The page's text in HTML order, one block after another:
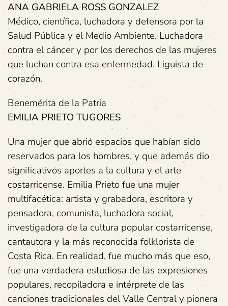
ANA GABRIELA ROSS GONZALEZ
Médico, científica, luchadora y defensora por la
Salud Pública y el Medio Ambiente. Luchadora
contra el cáncer y por los derechos de las mujeres
que luchan contra esa enfermedad. Liguista de
corazón.
Benemérita de la Patria
EMILIA PRIETO TUGORES
Una mujer que abrió espacios que habían sido
reservados para los hombres, y que además dio
significativos aportes a la cultura y el arte
costarricense. Emilia Prieto fue una mujer
multifacética: artista y grabadora, escritora y
pensadora, comunista, luchadora social,
investigadora de la cultura popular costarricense,
cantautora y la más reconocida folklorista de
Costa Rica. En realidad, fue mucho más que eso,
fue una verdadera estudiosa de las expresiones
populares, recopiladora e intérprete de las
canciones tradicionales del Valle Central y pionera